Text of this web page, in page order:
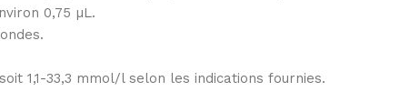
0,75 µL.
1,1-33,3 mmol/l selon les indications fournies.